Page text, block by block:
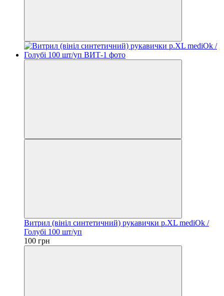
Витрил (вініл синтетичний) рукавички р.XL mediOk /
Голубі 100 шт/уп
100 грн